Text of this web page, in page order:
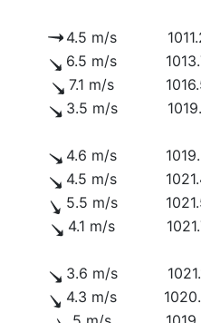
4.5 m/s
6.5 m/s
7.1 m/s
3.5 m/s
4.6 m/s
4.5 m/s
5.5 m/s
4.1 m/s
3.6 m/s
4.3 m/s